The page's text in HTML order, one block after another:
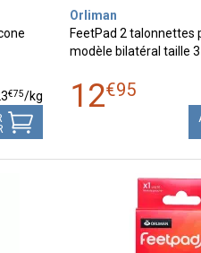
€75/kg
Orliman
FeetPad 2 talonnettes
modèle bilatéral taille 3
12€95